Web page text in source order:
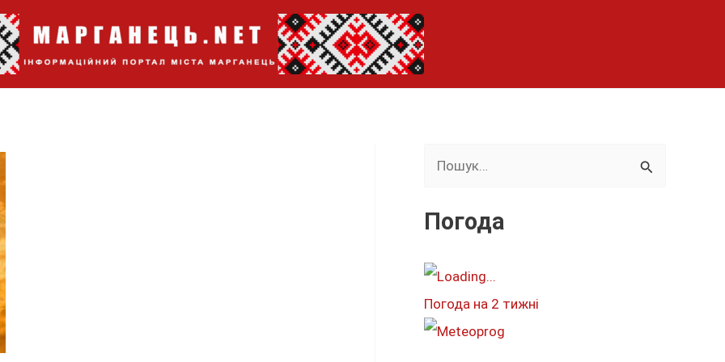
к
т
:
Погода
Погода на 2 тижні